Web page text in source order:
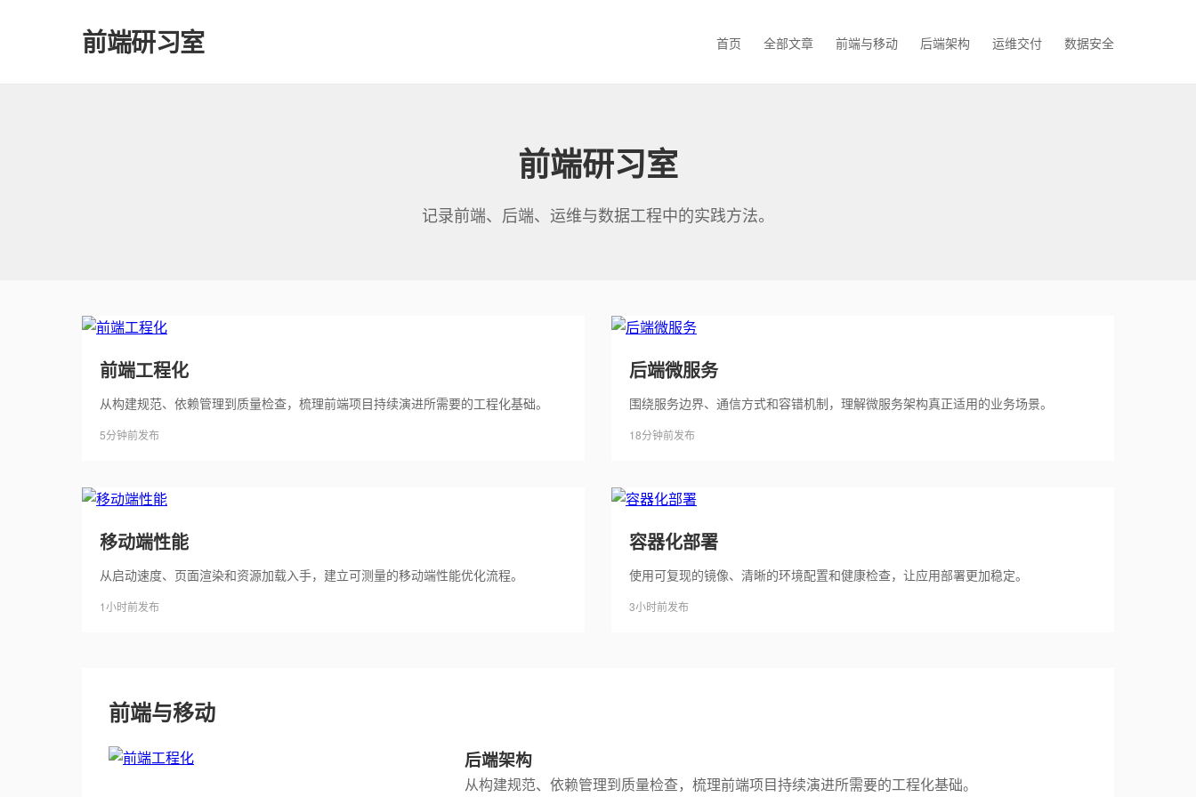
前端研习室 首页 全部文章 前端与移动 后端架构 运维交付 数据安全
前端研习室
记录前端、后端、运维与数据工程中的实践方法。
前端工程化
从构建规范、依赖管理到质量检查，梳理前端项目持续演进所需要的工程化基础。
5分钟前发布
后端微服务
围绕服务边界、通信方式和容错机制，理解微服务架构真正适用的业务场景。
18分钟前发布
移动端性能
从启动速度、页面渲染和资源加载入手，建立可测量的移动端性能优化流程。
1小时前发布
容器化部署
使用可复现的镜像、清晰的环境配置和健康检查，让应用部署更加稳定。
3小时前发布
前端与移动
后端架构
从构建规范、依赖管理到质量检查，梳理前端项目持续演进所需要的工程化基础。